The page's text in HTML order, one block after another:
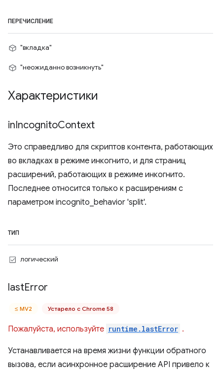
ПЕРЕЧИСЛЕНИЕ
"вкладка"
"неожиданно возникнуть"
Характеристики
inIncognitoContext
Это справедливо для скриптов контента, работающих
во вкладках в режиме инкогнито, и для страниц
расширений, работающих в режиме инкогнито.
Последнее относится только к расширениям с
параметром incognito_behavior 'split'.
ТИП
логический
lastError
≤ MV2 Устарело с Chrome 58
Пожалуйста, используйте runtime.lastError .
Устанавливается на время жизни функции обратного
вызова, если асинхронное расширение API привело к